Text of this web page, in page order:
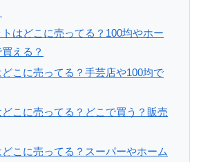
はどこに売ってる？100均やホー
える？
こに売ってる？手芸店や100均で
こに売ってる？どこで買う？販売
こに売ってる？スーパーやホーム